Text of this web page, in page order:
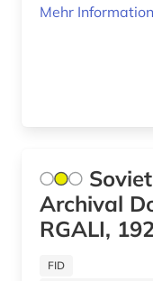
Mehr
Archival
RGALI,
FID